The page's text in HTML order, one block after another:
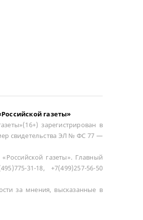
газеты»
зарегистрирован в
свидетельства ЭЛ № ФС 77 —
газеты». Главный
31-18, +7(499)257-56-50
за мнения, высказанные в